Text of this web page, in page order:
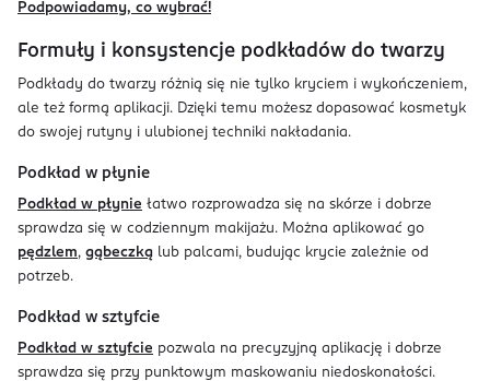
Podpowiadamy, co wybrać!
Formuły i konsystencje podkładów do twarzy
Podkłady do twarzy różnią się nie tylko kryciem i wykończeniem,
ale też formą aplikacji. Dzięki temu możesz dopasować kosmetyk
do swojej rutyny i ulubionej techniki nakładania.
Podkład w płynie
Podkład w płynie łatwo rozprowadza się na skórze i dobrze
sprawdza się w codziennym makijażu. Można aplikować go
pędzlem, gąbeczką lub palcami, budując krycie zależnie od
potrzeb.
Podkład w sztyfcie
Podkład w sztyfcie pozwala na precyzyjną aplikację i dobrze
sprawdza się przy punktowym maskowaniu niedoskonałości.